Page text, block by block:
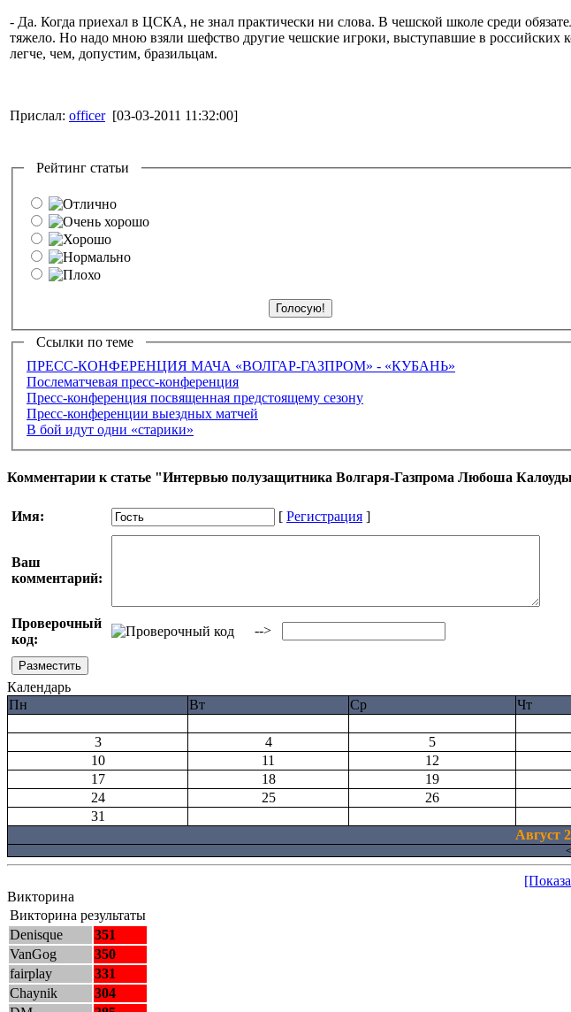
- Да. Когда приехал в ЦСКА, не знал практически ни слова. В чешской школе среди
тяжело. Но надо мною взяли шефство другие чешские игроки, выступавшие в
легче, чем, допустим, бразильцам.
Прислал: officer [03-03-2011 11:32:00]
Рейтинг статьи
Ссылки по теме
ПРЕСС-КОНФЕРЕНЦИЯ МАЧА «ВОЛГАР-ГАЗПРОМ» - «КУБАНЬ»
Послематчевая пресс-конференция
Пресс-конференция посвященная предстоящему сезону
Пресс-конференции выездных матчей
В бой идут одни «старики»
Комментарии к статье "Интервью полузащитника Волгаря-Газпрома Любоша
Имя: [ Регистрация ]
Ваш
комментарий:
Проверочный
код:
-->
Календарь
Пн
Вт Ср Чт
3
4 5
10
11 12
17
18 19
24
25 26
31
Август
Викторина
Викторина результаты
Denisque
351
VanGog
350
fairplay
331
Chaynik
304